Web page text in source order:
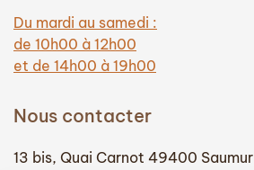
Du mardi au samedi :
de 10h00 à 12h00
et de 14h00 à 19h00
Nous contacter
13 bis, Quai Carnot 49400 Saumur